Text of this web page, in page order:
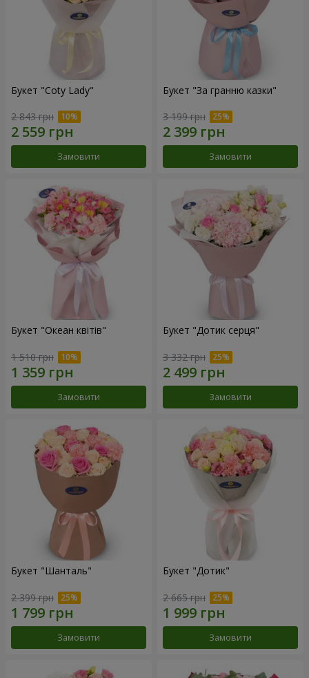
Букет "Coty Lady"
2 843 грн
Замовити
Букет "За гранню казки"
3 199 грн
Замовити
Букет "Океан квітів"
1 510 грн
Замовити
Букет "Дотик серця"
3 332 грн
Замовити
Букет "Шанталь"
2 399 грн
Замовити
Букет "Дотик"
2 665 грн
Замовити